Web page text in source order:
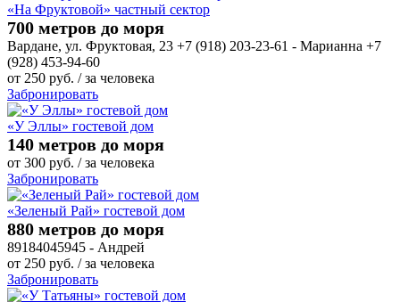
«На Фруктовой» частный сектор
700 метров до моря
Вардане, ул. Фруктовая, 23 +7 (918) 203-23-61 - Марианна +7
(928) 453-94-60
от 250 руб. / за человека
Забронировать
«У Эллы» гостевой дом
140 метров до моря
от 300 руб. / за человека
Забронировать
«Зеленый Рай» гостевой дом
880 метров до моря
89184045945 - Андрей
от 250 руб. / за человека
Забронировать